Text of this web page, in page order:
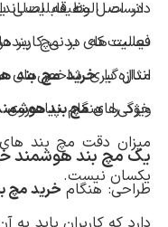
دانست. البته قابلیت
نیست که در مچ
اندازه‌گیری شاخص‌های
ویژگی‌هایمچ بند
در اصل وظیفه اصلی
فعالیت‌های بدنی کاربر
مثال باخرید مچ بند
خود را هنگام
میزان دقت مچ بند
یکسان نیست.
یک مچ بند هوشمند
طراحی: هنگام خرید مچ